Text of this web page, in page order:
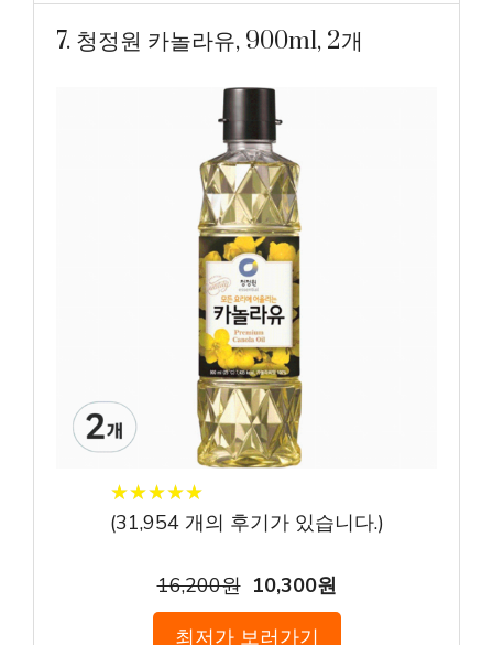
7. 청정원 카놀라유, 900ml, 2개
★★★★★
★★★★★
(31,954개의 후기가 있습니다.)
16,200원 10,300원
최저가 보러가기